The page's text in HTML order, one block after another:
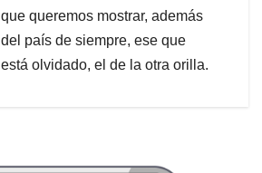
que queremos mostrar, además
del país de siempre, ese que
está olvidado, el de la otra orilla.